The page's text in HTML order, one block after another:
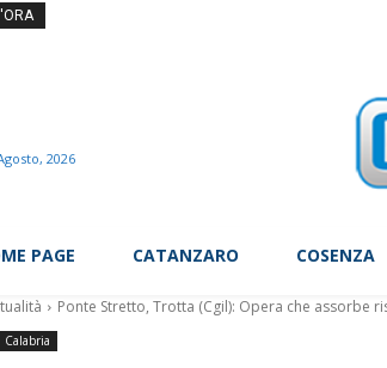
2026
PAGE CATANZARO COSENZA
Ponte Stretto, Trotta (Cgil): Opera che assorbe
Calabria